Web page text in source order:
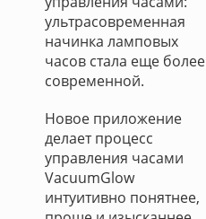
ультрасовременная
начинка ламповых
часов стала еще более
современной.
Новое приложение
делает процесс
управления часами
VacuumGlow
интуитивно понятнее,